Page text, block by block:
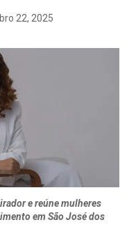
22, 2025
e reúne mulheres
em São José dos